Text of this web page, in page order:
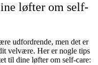
løfter om self-
udfordrende, men det er
velvære. Her er nogle tips
til dine løfter om self-care: